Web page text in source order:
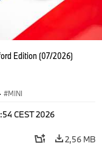
Edition (07/2026)
· MINI
CEST 2026
2,56 MB